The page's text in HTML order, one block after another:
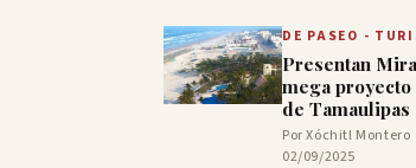
DE PASEO -
Presentan
mega
de Tamaulipas
Por Xóchitl Montero
02/09/2025